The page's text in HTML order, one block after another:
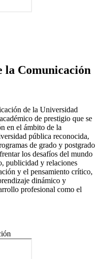
la Comunicación
de la Universidad
de prestigio que se
en el ámbito de la
pública reconocida,
de grado y postgrado
los desafíos del mundo
publicidad y relaciones
y el pensamiento crítico,
dinámico y
profesional como el